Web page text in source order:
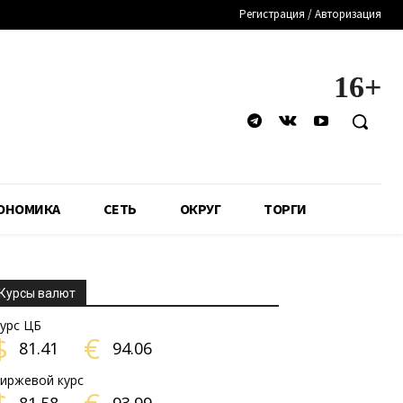
Регистрация / Авторизация
16+
СЕТЬ ОКРУГ ТОРГИ
Курсы валют
ЦБ
81.41 € 94.06
курс